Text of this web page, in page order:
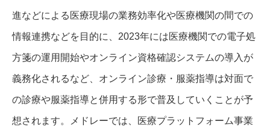
進などによる医療現場の業務効率化や医療機関の間での
情報連携などを目的に、2023年には医療機関での電子処
方箋の運用開始やオンライン資格確認システムの導入が
義務化されるなど、オンライン診療・服薬指導は対面で
の診療や服薬指導と併用する形で普及していくことが予
想されます。メドレーでは、医療プラットフォーム事業